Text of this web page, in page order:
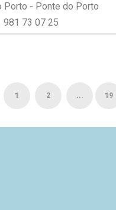
Porto - Ponte do Porto
981 73 07 25
1 2 ... 19